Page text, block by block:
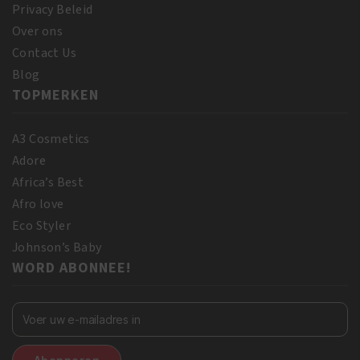
Privacy Beleid
Over ons
Contact Us
Blog
TOPMERKEN
A3 Cosmetics
Adore
Africa’s Best
Afro love
Eco Styler
Johnson’s Baby
WORD ABONNEE!